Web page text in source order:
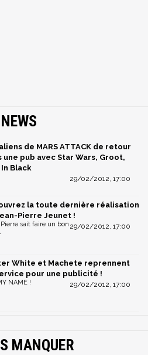
de MARS ATTACK de retour
une pub avec Star Wars, Groot,
In Black
29/02/2012, 17:00
la toute dernière réalisation
Pierre Jeunet !
29/02/2012, 17:00
sait faire un bon
White et Machete reprennent
pour une publicité !
29/02/2012, 17:00
NAME !
MANQUER